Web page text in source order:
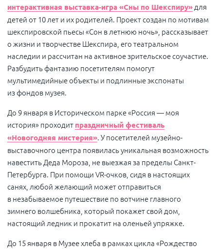
интерактивная выставка-игра «Сны по Шекспиру» для
детей от 10 лет и их родителей. Проект создан по мотивам
шекспировской пьесы «Сон в летнюю ночь», рассказывает
о жизни и творчестве Шекспира, его театральном
наследии и рассчитан на активное зрительское соучастие.
Разбудить фантазию посетителям помогут
мультимедийные объекты и подлинные экспонаты
из фондов музея.
До 9 января в Историческом парке «Россия — моя
история» проходит праздничный фестиваль
«Новогодняя мистерия». У посетителей музейно-
выставочного центра появилась уникальная возможность
навестить Деда Мороза, не выезжая за пределы Санкт-
Петербурга. При помощи VR-очков, сидя в настоящих
санях, любой желающий может отправиться
в незабываемое путешествие по вотчине главного
зимнего волшебника, который покажет свой дом,
настоящий ледник и прокатит на оленьей упряжке.
До 15 января в Музее хлеба в рамках цикла «Рождество